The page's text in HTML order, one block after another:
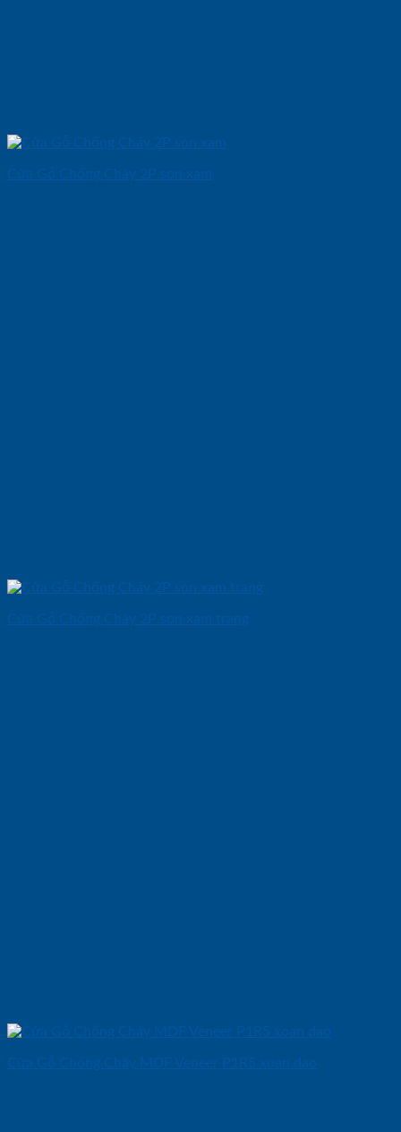
Cửa Gỗ Chống Cháy 2P son xam
Cửa Gỗ Chống Cháy 2P son xam trang
Cửa Gỗ Chống Cháy MDF Veneer P1R5 xoan dao